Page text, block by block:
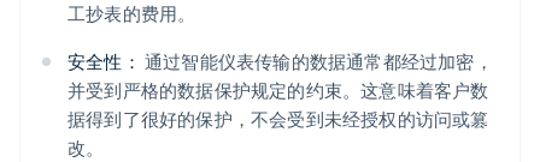
工抄表的费用。
安全性： 通过智能仪表传输的数据通常都经过加密，
并受到严格的数据保护规定的约束。这意味着客户数
据得到了很好的保护，不会受到未经授权的访问或篡
改。